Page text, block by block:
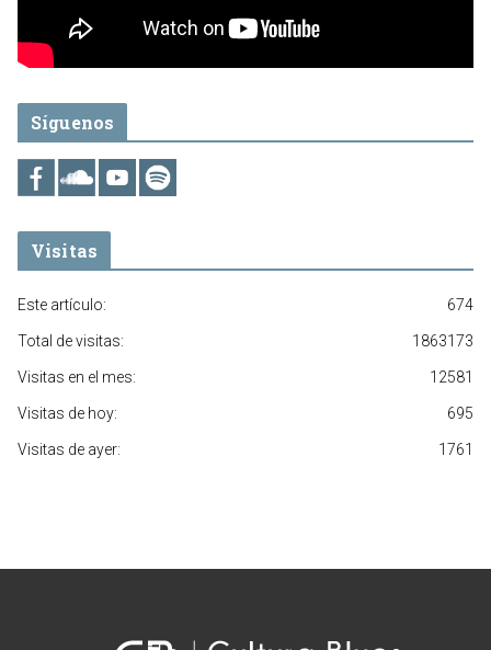
Síguenos
Visitas
674
Este artículo:
1863173
Total de visitas:
12581
Visitas en el mes:
695
Visitas de hoy:
1761
Visitas de ayer: